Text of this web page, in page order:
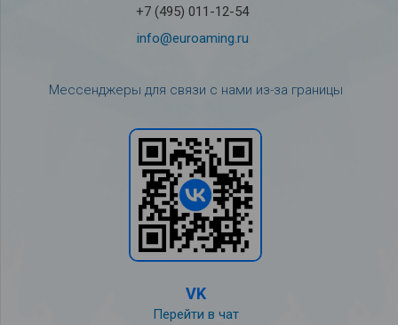
+7 (495) 011-12-54
info@euroaming.ru
Мессенджеры для связи с нами из-за границы
VK
Перейти в чат